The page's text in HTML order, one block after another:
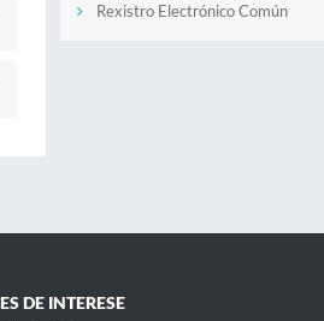
Rexistro Electrónico Común
DE INTERESE